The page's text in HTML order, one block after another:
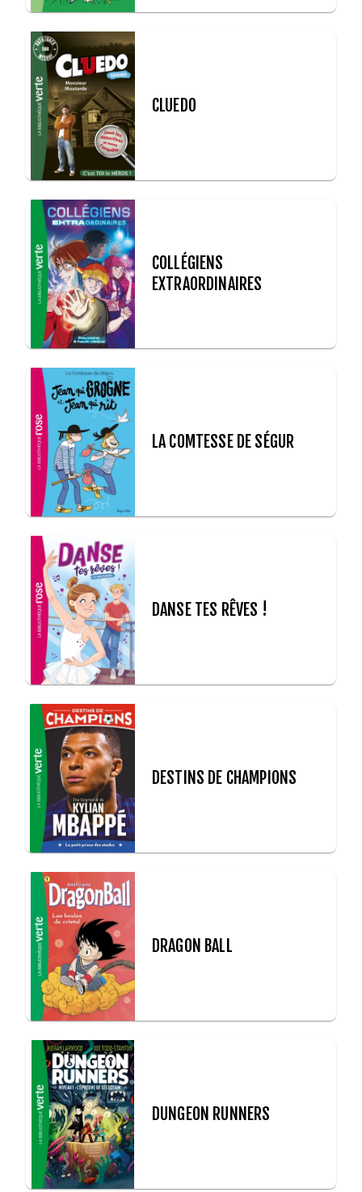
CLUEDO
COLLÉGIENS
EXTRAORDINAIRES
LA COMTESSE DE SÉGUR
DANSE TES RÊVES !
DESTINS DE CHAMPIONS
DRAGON BALL
DUNGEON RUNNERS